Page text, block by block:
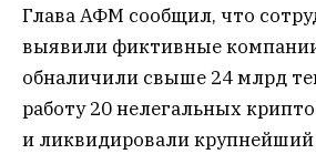
Глава АФМ сообщил, что
выявили фиктивные
обналичили свыше 24 млрд
работу 20 нелегальных
и ликвидировали